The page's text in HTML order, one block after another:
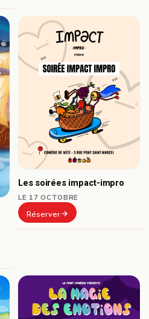
Les soirées impact-impro
LE 17 OCTOBRE
Réserver